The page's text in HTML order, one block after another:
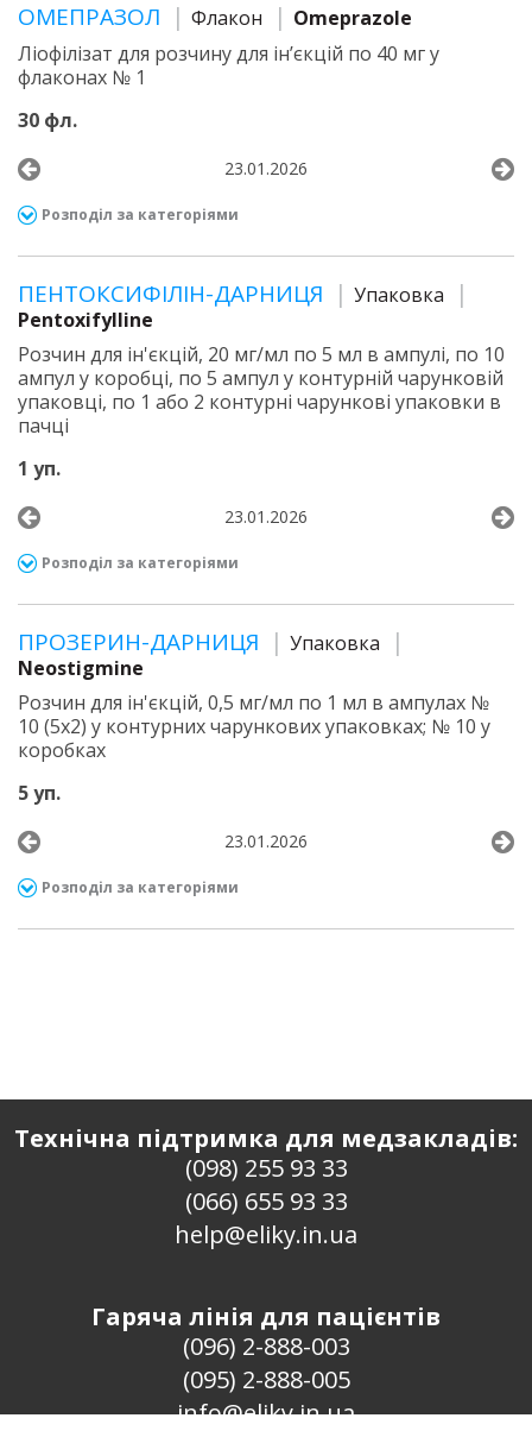
ОМЕПРАЗОЛ Флакон
Omeprazole
Ліофілізат для розчину для ін’єкцій по 40 мг у
флаконах № 1
30 фл.
23.01.2026
Розподіл за категоріями
ПЕНТОКСИФІЛІН-ДАРНИЦЯ
Упаковка
Pentoxifylline
Розчин для ін'єкцій, 20 мг/мл по 5 мл в ампулі, по 10
ампул у коробці, по 5 ампул у контурній чарунковій
упаковці, по 1 або 2 контурні чарункові упаковки в
пачці
1 уп.
23.01.2026
Розподіл за категоріями
ПРОЗЕРИН-ДАРНИЦЯ
Упаковка
Neostigmine
Розчин для ін'єкцій, 0,5 мг/мл по 1 мл в ампулах №
10 (5х2) у контурних чарункових упаковках; № 10 у
коробках
5 уп.
23.01.2026
Розподіл за категоріями
Технічна підтримка для медзакладів:
(098) 255 93 33
(066) 655 93 33
help@eliky.in.ua
Гаряча лінія для пацієнтів
(096) 2-888-003
(095) 2-888-005
info@eliky.in.ua